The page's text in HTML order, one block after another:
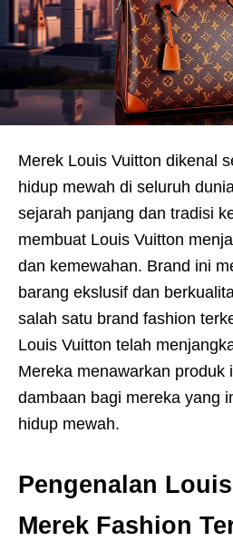
Merek Louis Vuitton dikenal
hidup mewah di seluruh
sejarah panjang dan tradisi
membuat Louis Vuitton
dan kemewahan. Brand ini
barang ekslusif dan
salah satu brand fashion
Louis Vuitton telah
Mereka menawarkan produk
dambaan bagi mereka yang
hidup mewah.
Pengenalan
Merek Fashion